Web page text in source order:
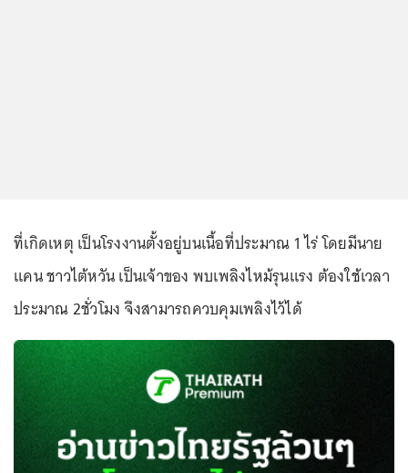
ที่เกิดเหตุ เป็นโรงงานตั้งอยู่บนเนื้อที่ประมาณ 1 ไร่ โดยมีนาย
แคน ชาวไต้หวัน เป็นเจ้าของ พบเพลิงไหม้รุนแรง ต้องใช้เวลา
ประมาณ 2ชั่วโมง จึงสามารถควบคุมเพลิงไว้ได้